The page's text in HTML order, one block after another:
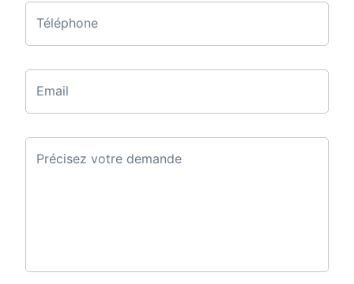
Téléphone
Email
Précisez votre demande